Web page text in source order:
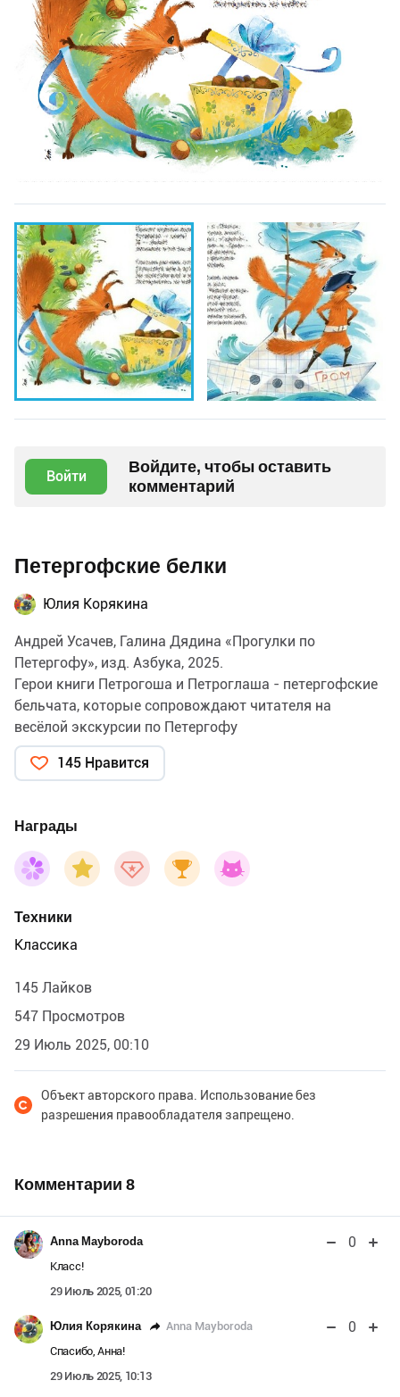
Войти
Войдите, чтобы оставить
комментарий
Петергофские белки
Юлия Корякина
Андрей Усачев, Галина Дядина «Прогулки по
Петергофу», изд. Азбука, 2025.
Герои книги Петрогоша и Петроглаша - петергофские
бельчата, которые сопровождают читателя на
весёлой экскурсии по Петергофу
145 Нравится
Награды
Техники
Классика
145 Лайков
547 Просмотров
29 Июль 2025, 00:10
Объект авторского права. Использование без
разрешения правообладателя запрещено.
Комментарии 8
Anna Mayboroda 0
Класс!
29 Июль 2025, 01:20
Юлия Корякина Anna Mayboroda 0
Спасибо, Анна!
29 Июль 2025, 10:13